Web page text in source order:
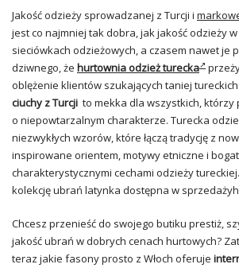
Jakość odzieży sprowadzanej z Turcji i
jest co najmniej tak dobra, jak jakość odzieży
sieciówkach odzieżowych, a czasem nawet je
dziwnego, że hurtownia odzież turecka
oblężenie klientów szukających taniej
ciuchy z Turcji to mekka dla wszystkich, którzy
o niepowtarzalnym charakterze. Turecka
niezwykłych wzorów, które łączą tradycję z
inspirowane orientem, motywy etniczne i
charakterystycznymi cechami odzieży
kolekcję ubrań latynka dostępna w
Chcesz przenieść do swojego butiku prestiż,
jakość ubrań w dobrych cenach hurtowych?
teraz jakie fasony prosto z Włoch oferuje